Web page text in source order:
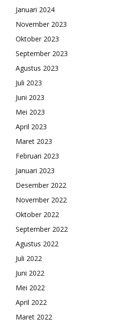
Januari 2024
November 2023
Oktober 2023
September 2023
Agustus 2023
Juli 2023
Juni 2023
Mei 2023
April 2023
Maret 2023
Februari 2023
Januari 2023
Desember 2022
November 2022
Oktober 2022
September 2022
Agustus 2022
Juli 2022
Juni 2022
Mei 2022
April 2022
Maret 2022